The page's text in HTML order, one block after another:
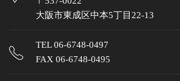
大阪市東成区中本5丁目22-13
TEL06-6748-0497
FAX 06-6748-0495